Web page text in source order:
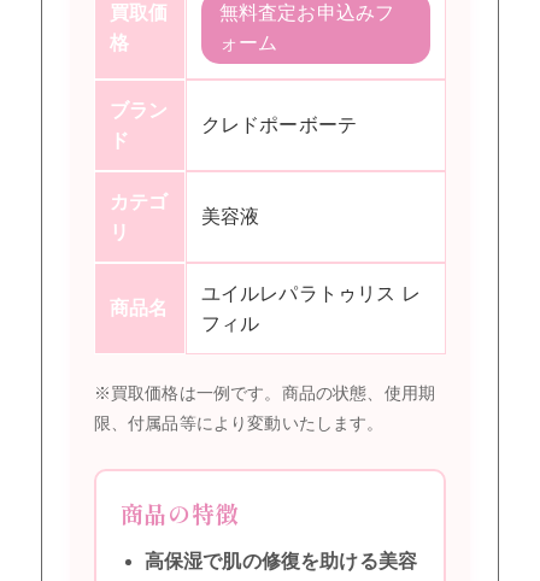
買取価
格
無料査定お申込みフ
ォーム
ブラン
ド
クレドポーボーテ
カテゴ
リ
美容液
商品名
ユイルレパラトゥリス レ
フィル
※買取価格は一例です。商品の状態、使用期
限、付属品等により変動いたします。
商品の特徴
高保湿で肌の修復を助ける美容